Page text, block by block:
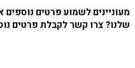
מעוניינים לשמוע פרטים נוספים
שלנו? צרו קשר לקבלת פרטים